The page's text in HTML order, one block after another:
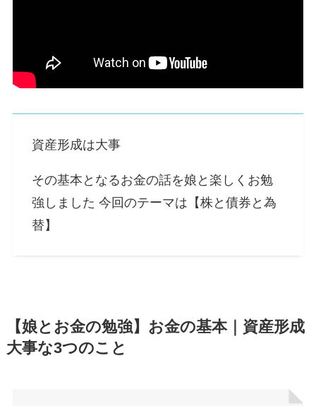
資産形成は大事
その基本となるお金の話を娘と楽しくお勉
強しました 今回のテーマは【株と債券と為
替】
【娘とお金の勉強】お金の基本｜資産形成
大事な3つのこと